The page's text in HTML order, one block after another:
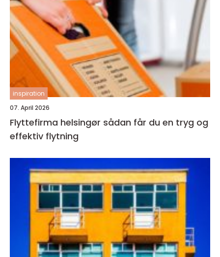
inspiration
07. April 2026
Flyttefirma helsingør sådan får du en tryg og
effektiv flytning